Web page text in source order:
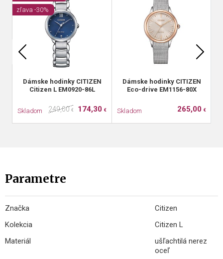
Dámske hodinky CITIZEN
Citizen L EM0920-86L
zľava -30%
Skladom 249,00 € 174,30 €
Dámske hodinky CITIZEN
Eco-drive EM1156-80X
Skladom 265,00 €
Parametre
Značka
Citizen
Kolekcia
Citizen L
Materiál
ušľachtilá nerez
oceľ